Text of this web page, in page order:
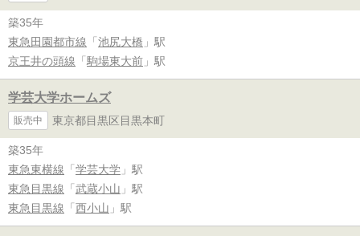
築35年
東急田園都市線 「 池尻大橋 」駅
京王井の頭線 「 駒場東大前 」駅
学芸大学ホームズ
販売中 東京都目黒区目黒本町
築35年
東急東横線 「 学芸大学 」駅
東急目黒線 「 武蔵小山 」駅
東急目黒線 「 西小山 」駅